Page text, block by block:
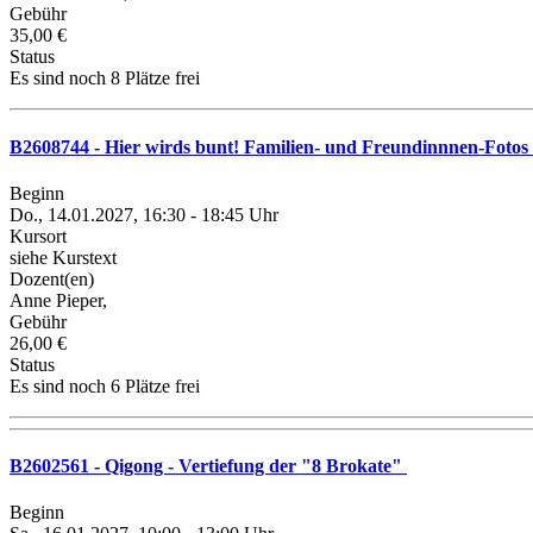
Gebühr
35,00 €
Status
Es sind noch 8 Plätze frei
B2608744 - Hier wirds bunt! Familien- und Freundinnnen-
Beginn
Do., 14.01.2027, 16:30 - 18:45 Uhr
Kursort
siehe Kurstext
Dozent(en)
Anne Pieper,
Gebühr
26,00 €
Status
Es sind noch 6 Plätze frei
B2602561 - Qigong - Vertiefung der "8 Brokate"
Beginn